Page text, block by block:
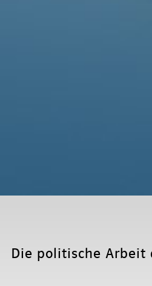
Die politische Arbeit